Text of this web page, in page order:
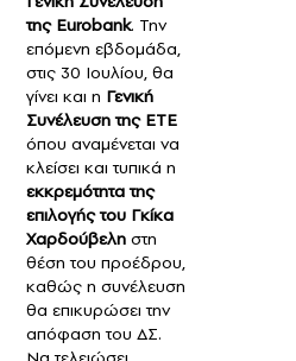
της Εurobank. Την
επόμενη εβδομάδα,
στις 30 Ιουλίου, θα
γίνει και η Γενική
Συνέλευση της ΕΤΕ
όπου αναμένεται να
κλείσει και τυπικά η
εκκρεμότητα της
επιλογής του Γκίκα
Χαρδούβελη στη
θέση του προέδρου,
καθώς η συνέλευση
θα επικυρώσει την
απόφαση του ΔΣ.